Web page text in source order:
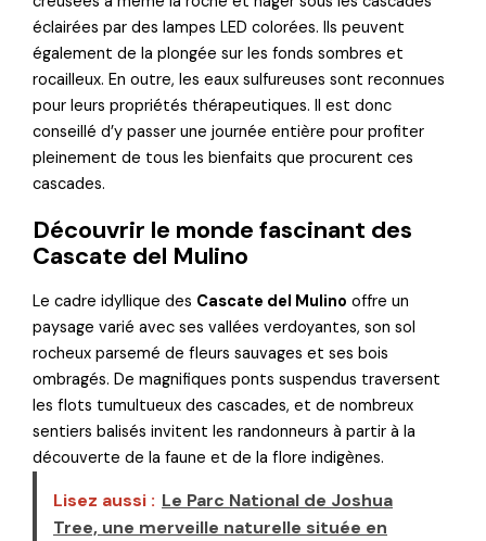
éclairées par des lampes LED colorées. Ils peuvent
également de la plongée sur les fonds sombres et
rocailleux. En outre, les eaux sulfureuses sont reconnues
pour leurs propriétés thérapeutiques. Il est donc
conseillé d’y passer une journée entière pour profiter
pleinement de tous les bienfaits que procurent ces
cascades.
Découvrir le monde fascinant des
Cascate del Mulino
Le cadre idyllique des Cascate del Mulino offre un
paysage varié avec ses vallées verdoyantes, son sol
rocheux parsemé de fleurs sauvages et ses bois
ombragés. De magnifiques ponts suspendus traversent
les flots tumultueux des cascades, et de nombreux
sentiers balisés invitent les randonneurs à partir à la
découverte de la faune et de la flore indigènes.
Lisez aussi : Le Parc National de Joshua
Tree, une merveille naturelle située en